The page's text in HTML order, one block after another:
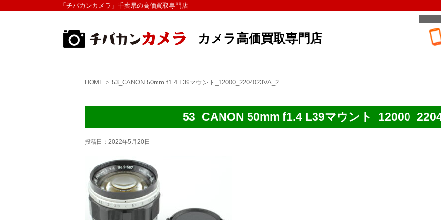
「チバカンカメラ」千葉県の高価買取専門店
カメラ高価買取専門店
HOME > 53_CANON 50mm f1.4 L39マウント_12000_2204023VA_2
53_CANON 50mm f1.4 L39マウント
投稿日： 2022年5月20日